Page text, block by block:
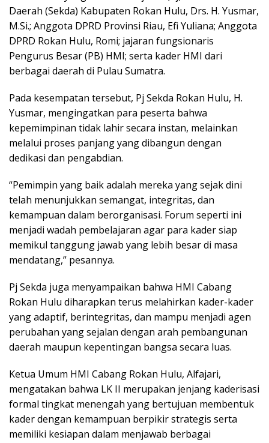
Daerah (Sekda) Kabupaten Rokan Hulu, Drs. H. Yusmar,
M.Si.; Anggota DPRD Provinsi Riau, Efi Yuliana; Anggota
DPRD Rokan Hulu, Romi; jajaran fungsionaris
Pengurus Besar (PB) HMI; serta kader HMI dari
berbagai daerah di Pulau Sumatra.
Pada kesempatan tersebut, Pj Sekda Rokan Hulu, H.
Yusmar, mengingatkan para peserta bahwa
kepemimpinan tidak lahir secara instan, melainkan
melalui proses panjang yang dibangun dengan
dedikasi dan pengabdian.
“Pemimpin yang baik adalah mereka yang sejak dini
telah menunjukkan semangat, integritas, dan
kemampuan dalam berorganisasi. Forum seperti ini
menjadi wadah pembelajaran agar para kader siap
memikul tanggung jawab yang lebih besar di masa
mendatang,” pesannya.
Pj Sekda juga menyampaikan bahwa HMI Cabang
Rokan Hulu diharapkan terus melahirkan kader-kader
yang adaptif, berintegritas, dan mampu menjadi agen
perubahan yang sejalan dengan arah pembangunan
daerah maupun kepentingan bangsa secara luas.
Ketua Umum HMI Cabang Rokan Hulu, Alfajari,
mengatakan bahwa LK II merupakan jenjang kaderisasi
formal tingkat menengah yang bertujuan membentuk
kader dengan kemampuan berpikir strategis serta
memiliki kesiapan dalam menjawab berbagai